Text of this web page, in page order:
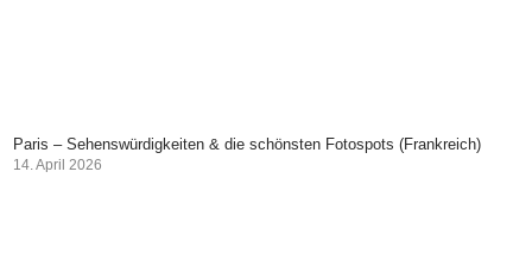
Paris – Sehenswürdigkeiten & die schönsten Fotospots (Frankreich)
14. April 2026